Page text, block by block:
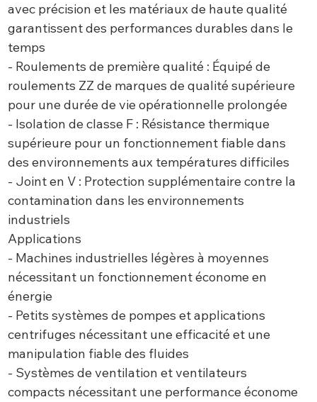
avec précision et les matériaux de haute qualité
garantissent des performances durables dans le
temps
- Roulements de première qualité : Équipé de
roulements ZZ de marques de qualité supérieure
pour une durée de vie opérationnelle prolongée
- Isolation de classe F : Résistance thermique
supérieure pour un fonctionnement fiable dans
des environnements aux températures difficiles
- Joint en V : Protection supplémentaire contre la
contamination dans les environnements
industriels
Applications
- Machines industrielles légères à moyennes
nécessitant un fonctionnement économe en
énergie
- Petits systèmes de pompes et applications
centrifuges nécessitant une efficacité et une
manipulation fiable des fluides
- Systèmes de ventilation et ventilateurs
compacts nécessitant une performance économe